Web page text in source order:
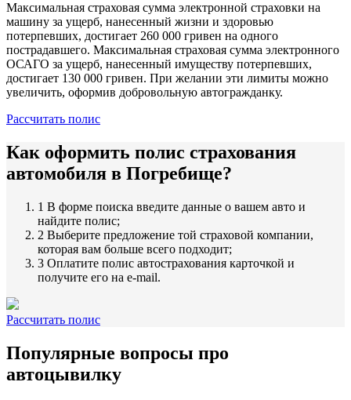
Максимальная страховая сумма электронной страховки на
машину за ущерб, нанесенный жизни и здоровью
потерпевших, достигает 260 000 гривен на одного
пострадавшего. Максимальная страховая сумма электронного
ОСАГО за ущерб, нанесенный имуществу потерпевших,
достигает 130 000 гривен. При желании эти лимиты можно
увеличить, оформив добровольную автогражданку.
Рассчитать полис
Как оформить полис страхования
автомобиля в Погребище?
1 В форме поиска введите данные о вашем авто и
найдите полис;
2 Выберите предложение той страховой компании,
которая вам больше всего подходит;
3 Оплатите полис автострахования карточкой и
получите его на e-mail.
Рассчитать полис
Популярные вопросы про
автоцывилку